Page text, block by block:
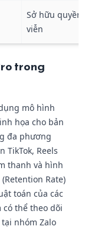
Sở hữu quyền
viễn
trong
mô hình
họa cho bản
đa phương
TikTok, Reels
thanh và hình
Rate)
toán của các
có thể theo dõi
nhóm Zalo